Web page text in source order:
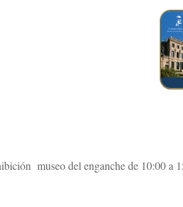
museo del enganche de 10:00 a